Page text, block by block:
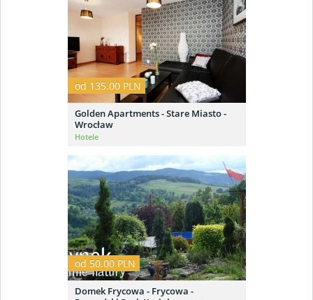
od 135.00 PLN
Golden Apartments - Stare Miasto -
Wrocław
Hotele
od 50.00 PLN
Domek Frycowa - Frycowa -